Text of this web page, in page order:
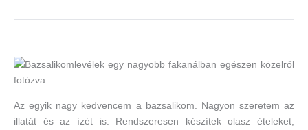
Az egyik nagy kedvencem a bazsalikom. Nagyon szeretem az
illatát és az ízét is. Rendszeresen készítek olasz ételeket,